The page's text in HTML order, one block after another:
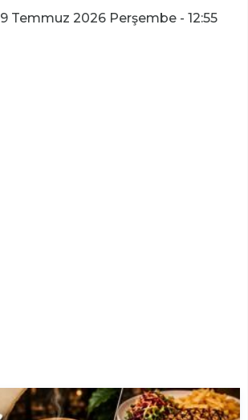
9 Temmuz 2026 Perşembe - 12:55